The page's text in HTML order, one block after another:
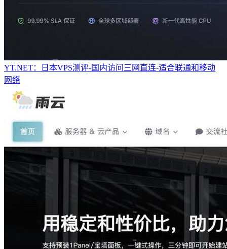
YT.NET：日本VPS测评-国内访问三网直连-适合联通和移动
网络